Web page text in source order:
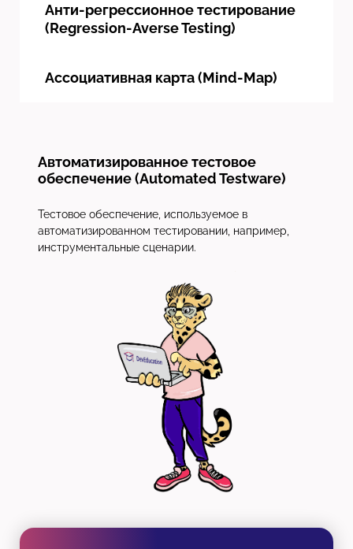
Анти-регрессионное тестирование
(Regression-Averse Testing)
Ассоциативная карта (Mind-Map)
Автоматизированное тестовое
обеспечение (Automated Testware)
Тестовое обеспечение, используемое в
автоматизированном тестировании, например,
инструментальные сценарии.